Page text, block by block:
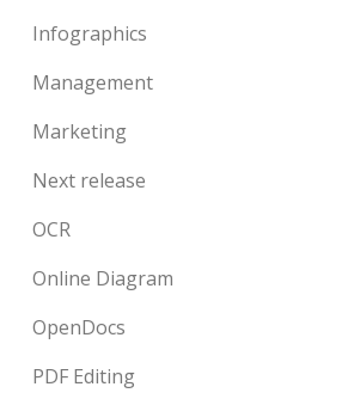
Infographics
Management
Marketing
Next release
OCR
Online Diagram
OpenDocs
PDF Editing